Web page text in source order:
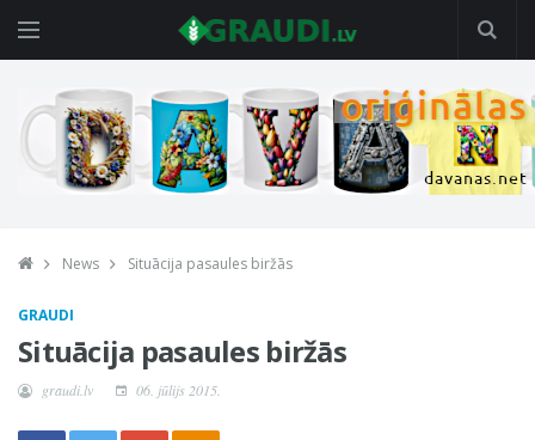
News Situācija pasaules biržās
GRAUDI
Situācija pasaules biržās
graudi.lv 06. jūlijs 2015.